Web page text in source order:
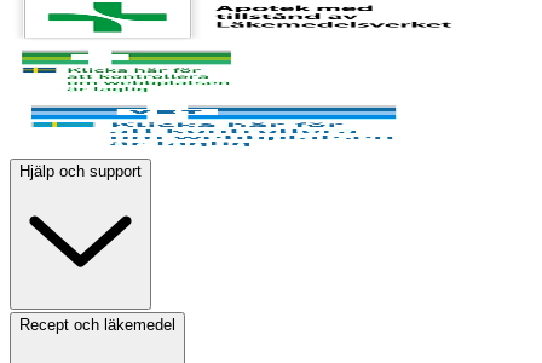
Hjälp och support
Recept och läkemedel